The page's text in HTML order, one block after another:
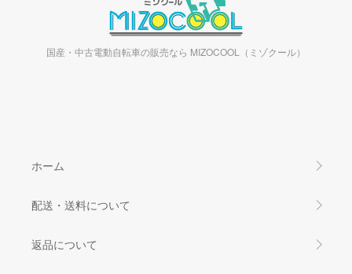
国産・中古電動自転車の販売なら MIZOCOOL（ミゾクール）
ホーム
配送・送料について
返品について